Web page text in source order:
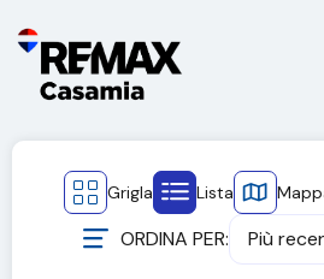
Grigla Lista
ORDINA PER:
Più